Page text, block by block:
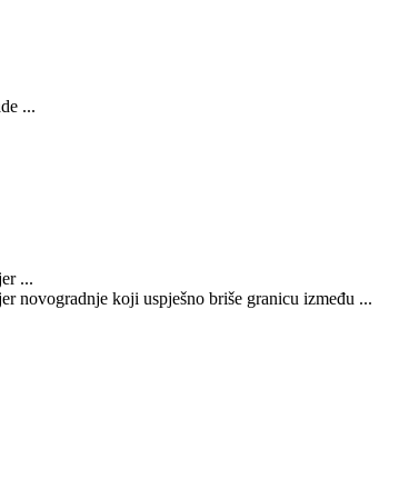
...
...
novogradnje koji uspješno briše granicu između ...